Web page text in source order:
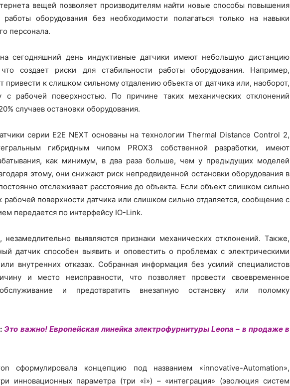
вещей позволяет производителям найти новые способы повышения
работы оборудования без необходимости полагаться только на навыки
персонала.
сегодняшний день индуктивные датчики имеют небольшую дистанцию
что создает риски для стабильности работы оборудования. Например,
привести к слишком сильному отдалению объекта от датчика или, наоборот,
с рабочей поверхностью. По причине таких механических отклонений
случаев остановки оборудования.
серии E2E NEXT основаны на технологии Thermal Distance Control 2,
гибридным чипом PROX3 собственной разработки, имеют
как минимум, в два раза больше, чем у предыдущих моделей
этому, они снижают риск непредвиденной остановки оборудования в
отслеживает расстояние до объекта. Если объект слишком сильно
рабочей поверхности датчика или слишком сильно отдаляется, сообщение с
передается по интерфейсу IO-Link.
незамедлительно выявляются признаки механических отклонений. Также,
датчик способен выявить и оповестить о проблемах с электрическими
внутренних отказах. Собранная информация без усилий специалистов
и место неисправности, что позволяет провести своевременное
и предотвратить внезапную остановку или поломку
Это важно! Европейская линейка электрофурнитуры Leona – в продаже в
сформулировала концепцию под названием «innovative-Automation»,
инновационных параметра (три «i») – «интеграция» (эволюция систем